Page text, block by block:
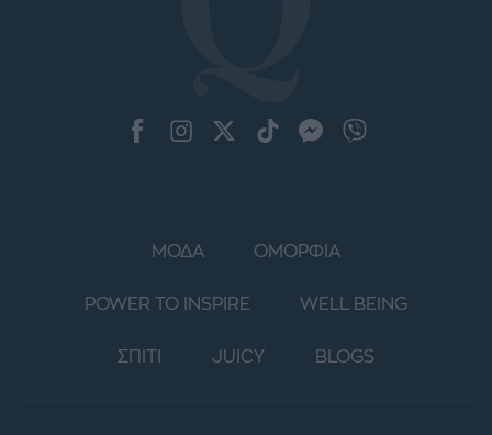
ΜΟΔΑ ΟΜΟΡΦΙΑ
POWER TO INSPIRE WELL BEING
ΣΠΙΤΙ JUICY BLOGS